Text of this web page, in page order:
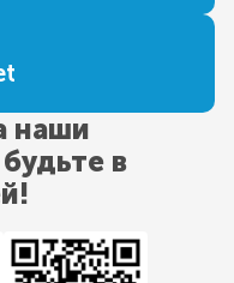
наши
в